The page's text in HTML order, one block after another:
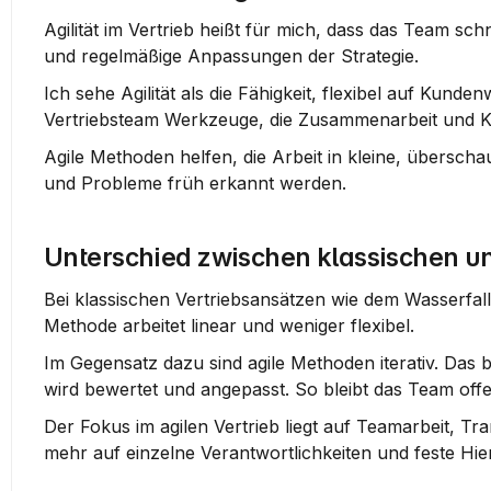
Agilität im Vertrieb heißt für mich, dass das Team
und regelmäßige Anpassungen der Strategie.
Ich sehe Agilität als die Fähigkeit, flexibel auf
Vertriebsteam Werkzeuge, die Zusammenarbeit und
Agile Methoden helfen, die Arbeit in kleine,
und Probleme früh erkannt werden.
Unterschied zwischen klassischen
Bei klassischen Vertriebsansätzen wie dem
Methode arbeitet linear und weniger flexibel.
Im Gegensatz dazu sind agile Methoden iterativ.
wird bewertet und angepasst. So bleibt das Team
Der Fokus im agilen Vertrieb liegt auf Teamarbeit,
mehr auf einzelne Verantwortlichkeiten und feste